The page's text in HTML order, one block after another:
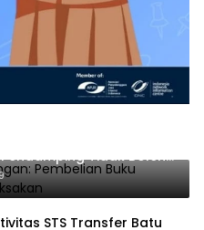
SD Lamongan:
Tidak Boleh
STS Transfer Batu